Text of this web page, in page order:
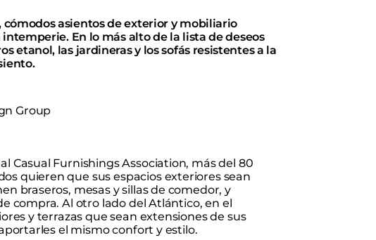
asientos de exterior y mobiliario
En lo más alto de la lista de deseos
etanol, las jardineras y los sofás resistentes a la
Group
Casual Furnishings Association, más del 80
quieren que sus espacios exteriores sean
braseros, mesas y sillas de comedor, y
compra. Al otro lado del Atlántico, en el
y terrazas que sean extensiones de sus
el mismo confort y estilo.